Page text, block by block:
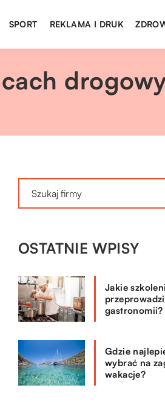
SPORT REKLAMA I DRUK
OSTATNIE WPISY
Jakie
gastronomii?
Gdzie
wybrać na
wakacje?